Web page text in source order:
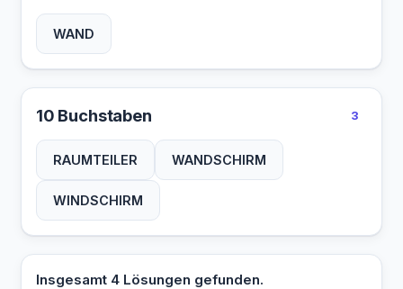
WAND
10 Buchstaben 3
RAUMTEILER WANDSCHIRM
WINDSCHIRM
Insgesamt 4 Lösungen gefunden.